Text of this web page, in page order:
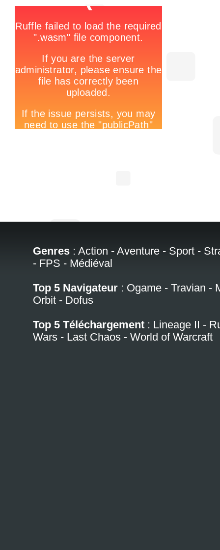
Genres : Action - Aventure - Sport -
- FPS - Médiéval
Top 5 Navigateur : Ogame - Travian -
Orbit - Dofus
Top 5 Téléchargement : Lineage II -
Wars - Last Chaos - World of Warcraft